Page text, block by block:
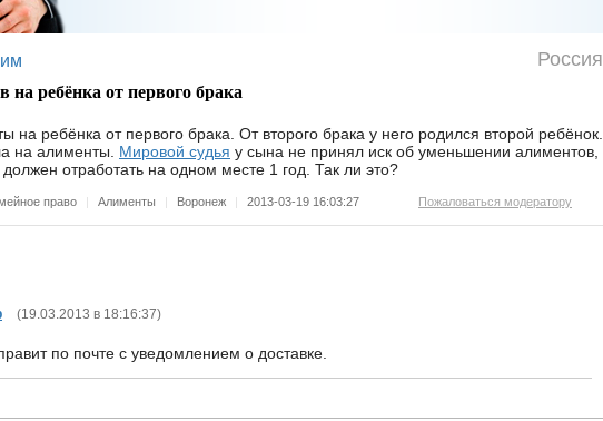
Россия
ребёнка от первого брака
на ребёнка от первого брака. От второго брака у него родился второй ребёнок.
на алименты. Мировой судья у сына не принял иск об уменьшении алиментов,
отработать на одном месте 1 год. Так ли это?
право | Алименты | Воронеж | 2013-03-19 16:03:27 Пожаловаться модератору
(19.03.2013 в 18:16:37)
по почте с уведомлением о доставке.